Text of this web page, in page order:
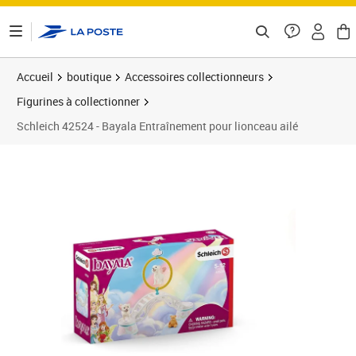
Accueil boutique
Accessoires collectionneurs
Figurines à collectionner
Schleich 42524 - Bayala Entraînement pour lionceau ailé